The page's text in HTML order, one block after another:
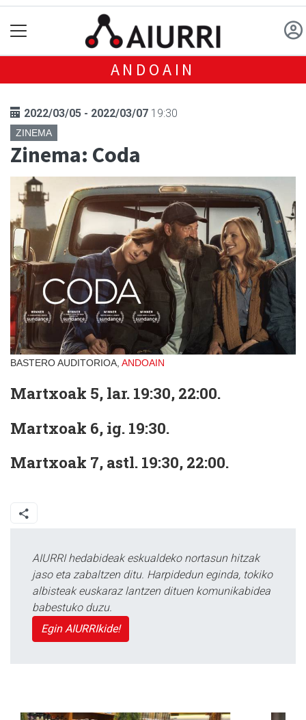
ANDOAIN
2022/03/05 - 2022/03/07 19:30
ZINEMA
Zinema: Coda
BASTERO AUDITORIOA, ANDOAIN
Martxoak 5, lar. 19:30, 22:00.
Martxoak 6, ig. 19:30.
Martxoak 7, astl. 19:30, 22:00.
AIURRI hedabideak eskualdeko nortasun hitzak
jaso eta zabaltzen ditu. Harpidedun eginda, tokiko
albisteak euskaraz lantzen dituen komunikabidea
babestuko duzu.
Egin AIURRIkide!